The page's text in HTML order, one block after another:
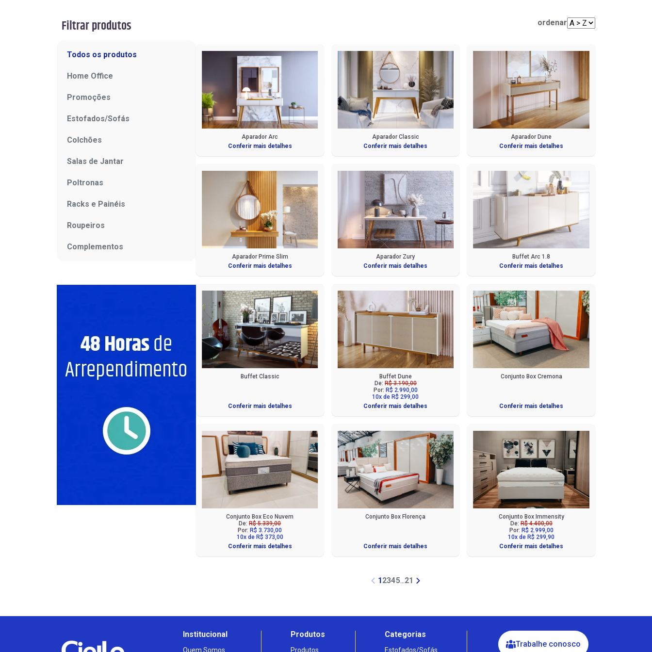
Fale com a Ciello – Móveis &
Sofá de Canto
Sofá com Chaise
Sofá de Couro
Sofá Automatizado
Sofá Orgânico
Filtrar produtos
Todos os produtos
Home Office
Promoções
Estofados/Sofás
Colchões
Salas de Jantar
Poltronas
Racks e Painéis
Roupeiros
Complementos
ordenar
Aparador Arc
Conferir mais detalhes
Aparador Classic
Conferir mais detalhes
Aparador Dune
Conferir mais detalhes
Aparador Prime Slim
Conferir mais detalhes
Aparador Zury
Conferir mais detalhes
Buffet Arc 1.8
Conferir mais detalhes
Buffet Classic
Conferir mais detalhes
Buffet Dune
De: R$ 3.190,00
Por: R$ 2.990,00
10x de R$ 299,00
Conferir mais detalhes
Conjunto Box Cremona
Conferir mais detalhes
Conjunto Box Eco Nuvem
De:R$ 5.339,00
Por: R$ 3.730,00
10x de R$ 373,00
Conferir mais detalhes
Conjunto Box Florença
Conferir mais detalhes
Conjunto Box Immensity
De:R$ 4.400,00
Por: R$ 2.999,00
10x de R$ 299,90
Conferir mais detalhes
12345...21
Institucional
Quem Somos
Produtos
Produtos
Categorias
Estofados/Sofás
Trabalhe conosco